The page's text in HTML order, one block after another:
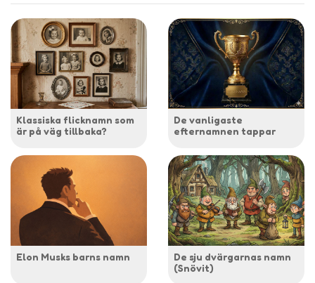
Klassiska flicknamn som
är på väg tillbaka?
De vanligaste
efternamnen tappar
Elon Musks barns namn
De sju dvärgarnas namn
(Snövit)